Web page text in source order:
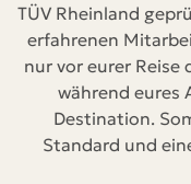
TÜV Rheinland
erfahrenen
nur vor eurer Reise
während eures
Destination.
Standard und